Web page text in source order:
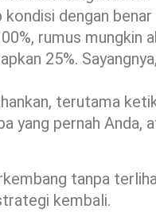
dengan benar
rumus mungkin
25%.
terutama
yang pernah Anda,
tanpa
kembali.